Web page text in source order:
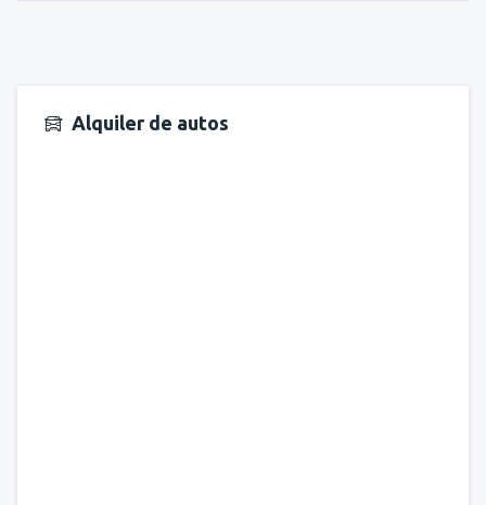
Alquiler de autos